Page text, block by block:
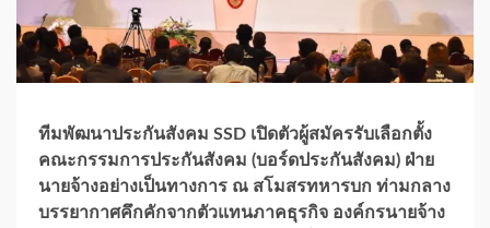
ทีมพัฒนาประกันสังคม SSD เปิดตัวผู้สมัครรับเลือกตั้ง
คณะกรรมการประกันสังคม (บอร์ดประกันสังคม) ฝ่าย
นายจ้างอย่างเป็นทางการ ณ สโมสรทหารบก ท่ามกลาง
บรรยากาศคึกคักจากตัวแทนภาคธุรกิจ องค์กรนายจ้าง